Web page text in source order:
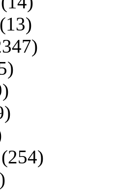
(13)
(254)